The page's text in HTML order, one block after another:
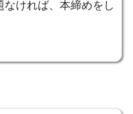
なければ、本締めをし